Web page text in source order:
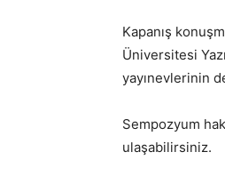
Kapanış
Üniversitesi
yayınevlerinin
Sempozyum
ulaşabilirsiniz.